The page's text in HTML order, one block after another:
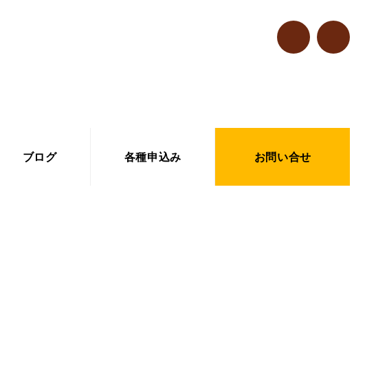
ブログ 各種申込み お問い合せ